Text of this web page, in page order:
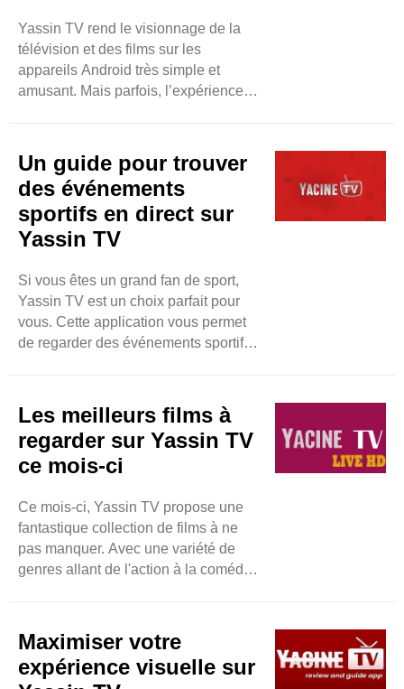
gratuit, ce ..
Yassin TV rend le visionnage de la
télévision et des films sur les
appareils Android très simple et
amusant. Mais parfois, l’expérience
d’abord, assurez-vous toujours que
votre connexion Internet est solide.
Cela aide à réduire la mise en
mémoire tampon et permet une
lecture fluide des vidéos. Essayez
Un guide pour trouver
des événements
sportifs en direct sur
Yassin TV
Si vous êtes un grand fan de sport,
Yassin TV est un choix parfait pour
vous. Cette application vous permet
de regarder des événements sportifs
besoin de payer pour cela. Pour
retrouver du sport en direct sur Yassin
TV, vous devez d’abord avoir
l’application sur votre téléphone
et recherchez la section sports. Vous
verrez ..
Les meilleurs films à
regarder sur Yassin TV
ce mois-ci
Ce mois-ci, Yassin TV propose une
fantastique collection de films à ne
pas manquer. Avec une variété de
genres allant de l'action à la comédie,
d'action qui fait parler tout le monde.
C'est plein de moments passionnants
qui vous tiennent en haleine. Il y a
Maximiser votre
expérience visuelle sur